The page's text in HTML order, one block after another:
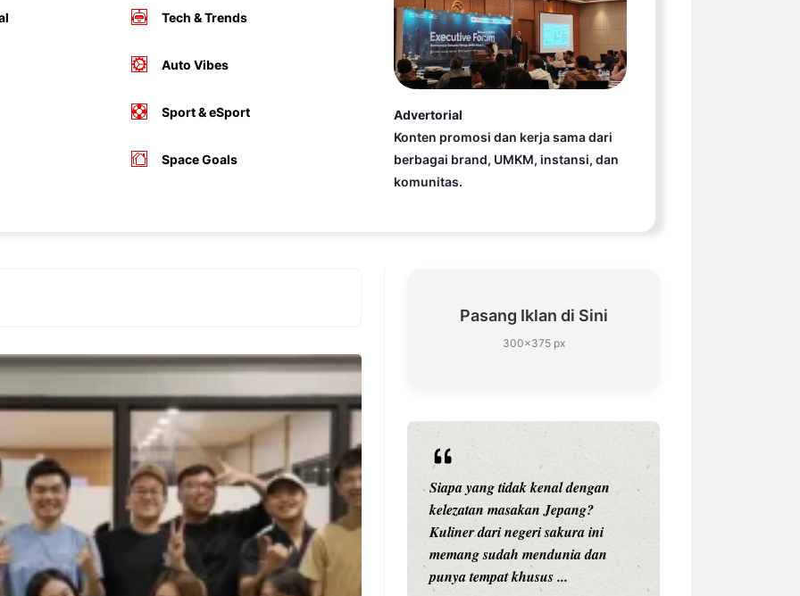
Tech & Trends
Auto Vibes
Sport & eSport
Space Goals
Advertorial
Konten promosi dan kerja sama dari
berbagai brand, UMKM, instansi, dan
komunitas.
Pasang Iklan di Sini
300×375 px
sih kamu mulai
sesuatu cuma buat iseng-
ternyata malah jadi
yang
Nah, itulah ...
Siapa yang tidak kenal dengan
kelezatan masakan Jepang?
Kuliner dari negeri sakura ini
memang sudah mendunia dan
punya tempat khusus ...
Siapa sangka, dua nama besar di
dunia hiburan, Nunung Srimulat
dan Vicky Prasetyo, kini merambah
dunia kuliner dengan membuka
restoran ...